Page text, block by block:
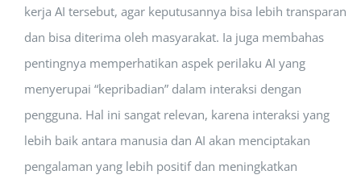
kerja AI tersebut, agar keputusannya bisa lebih transparan
dan bisa diterima oleh masyarakat. Ia juga membahas
pentingnya memperhatikan aspek perilaku AI yang
menyerupai “kepribadian” dalam interaksi dengan
pengguna. Hal ini sangat relevan, karena interaksi yang
lebih baik antara manusia dan AI akan menciptakan
pengalaman yang lebih positif dan meningkatkan